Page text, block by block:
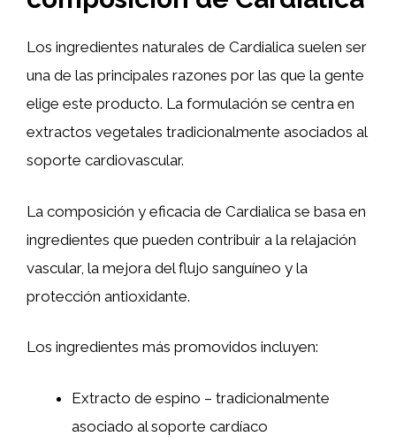
Los ingredientes naturales de Cardialica suelen ser
una de las principales razones por las que la gente
elige este producto. La formulación se centra en
extractos vegetales tradicionalmente asociados al
soporte cardiovascular.
La composición y eficacia de Cardialica se basa en
ingredientes que pueden contribuir a la relajación
vascular, la mejora del flujo sanguíneo y la
protección antioxidante.
Los ingredientes más promovidos incluyen:
Extracto de espino – tradicionalmente
asociado al soporte cardíaco